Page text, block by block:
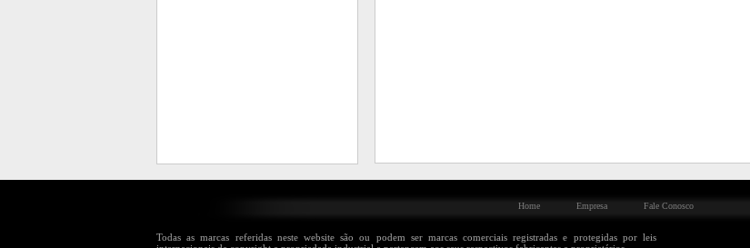
Home Empresa Fale Conosco
Todas as marcas referidas neste website são ou podem ser marcas comerciais registradas e protegidas por leis